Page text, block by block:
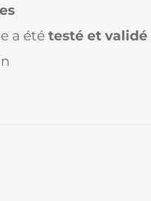
a été testé et validé